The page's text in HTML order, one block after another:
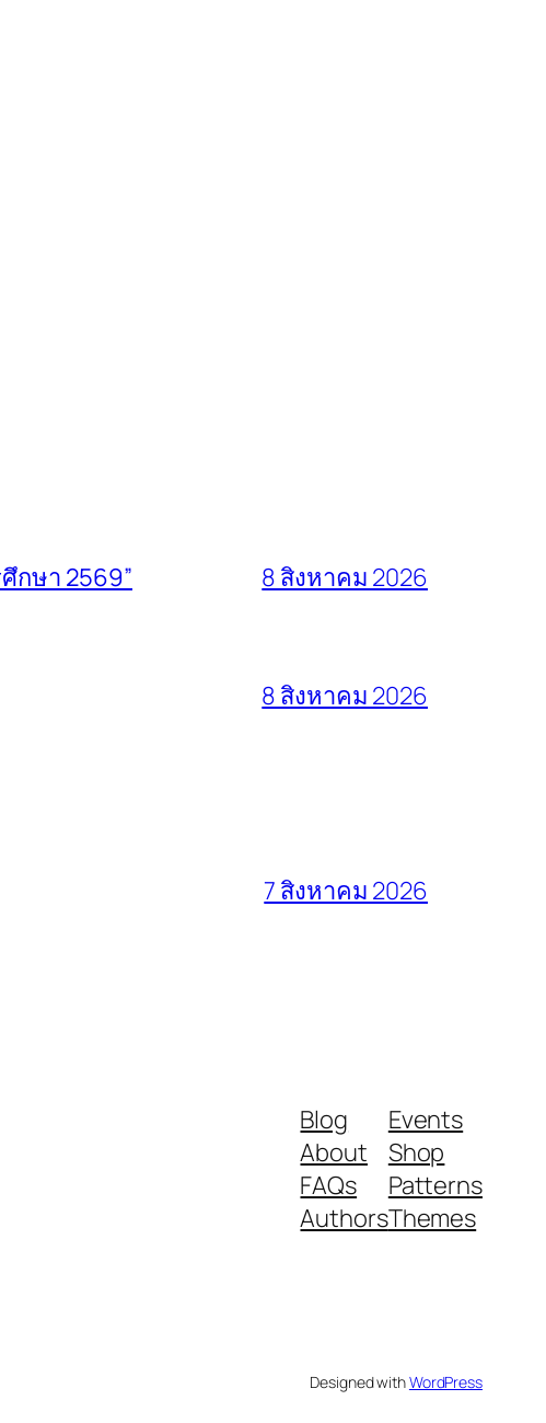
กษา 2569” 8 สิงหาคม 2026
8 สิงหาคม 2026
7 สิงหาคม 2026
Blog
About
FAQs
Authors
Events
Shop
Patterns
Themes
Designed withWordPress